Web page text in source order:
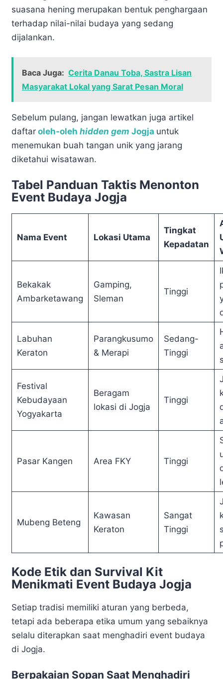
suasana hening merupakan bentuk penghargaan
terhadap nilai-nilai budaya yang sedang
dijalankan.
Baca Juga: Cerita Danau Toba, Sastra Lisan
Masyarakat Lokal yang Sarat Pesan Moral
Sebelum pulang, jangan lewatkan juga artikel
daftar oleh-oleh hidden gem Jogja untuk
menemukan buah tangan unik yang jarang
diketahui wisatawan.
Tabel Panduan Taktis Menonton
Event Budaya Jogja
Nama Event Lokasi Utama
Tingkat
Kepadatan
Bekakak
Ambarketawang
Gamping,
Sleman
Tinggi
Labuhan
Keraton
Parangkusumo
& Merapi
Sedang-
Tinggi
Festival
Kebudayaan
Yogyakarta
Beragam
lokasi di Jogja
Tinggi
Pasar Kangen Area FKY Tinggi
Mubeng Beteng
Kawasan
Keraton
Sangat
Tinggi
Kode Etik dan Survival Kit
Menikmati Event Budaya Jogja
Setiap tradisi memiliki aturan yang berbeda,
tetapi ada beberapa etika umum yang sebaiknya
selalu diterapkan saat menghadiri event budaya
di Jogja.
Berpakaian Sopan Saat Menghadiri